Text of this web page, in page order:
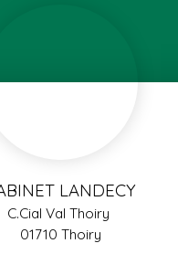
LANDECY
C.Cial Val Thoiry
01710 Thoiry